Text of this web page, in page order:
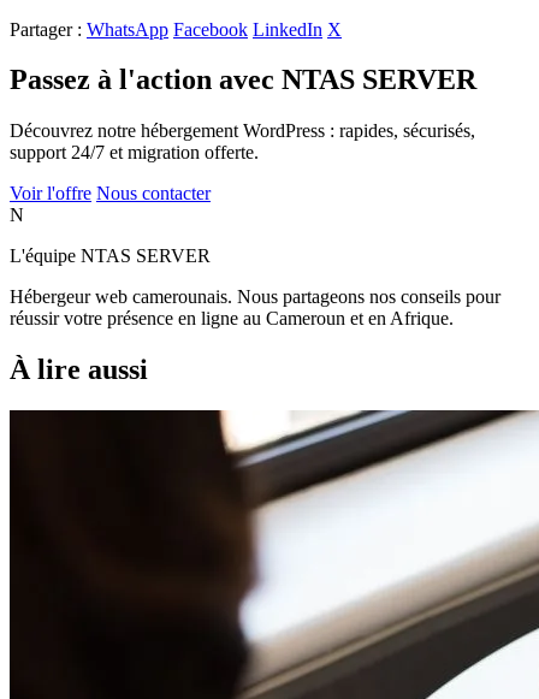
Partager : WhatsApp Facebook LinkedIn X
Passez à l'action avec NTAS SERVER
Découvrez notre hébergement WordPress : rapides, sécurisés,
support 24/7 et migration offerte.
Voir l'offre Nous contacter
N
L'équipe NTAS SERVER
Hébergeur web camerounais. Nous partageons nos conseils pour
réussir votre présence en ligne au Cameroun et en Afrique.
À lire aussi